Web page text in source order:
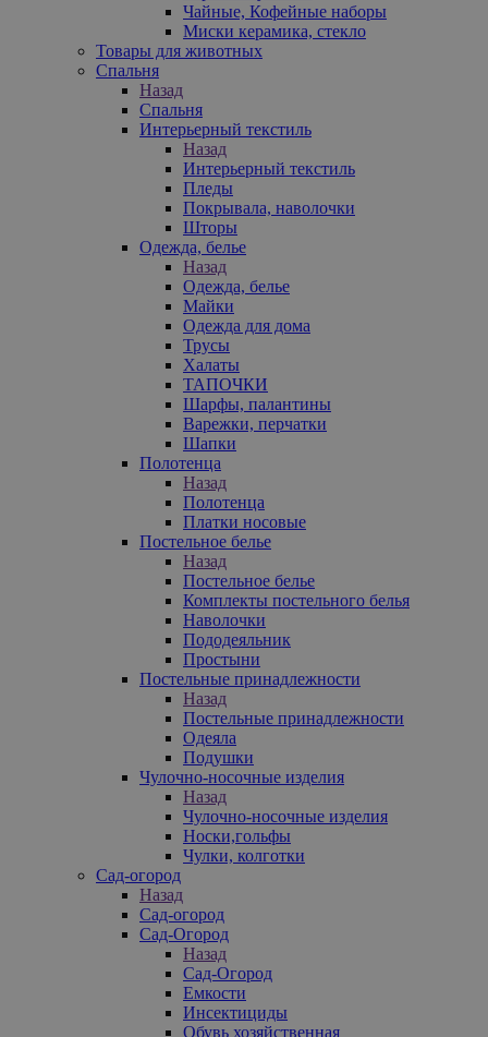
Чайные, Кофейные наборы
Миски керамика, стекло
Товары для животных
Спальня
Назад
Спальня
Интерьерный текстиль
Назад
Интерьерный текстиль
Пледы
Покрывала, наволочки
Шторы
Одежда, белье
Назад
Одежда, белье
Майки
Одежда для дома
Трусы
Халаты
ТАПОЧКИ
Шарфы, палантины
Варежки, перчатки
Шапки
Полотенца
Назад
Полотенца
Платки носовые
Постельное белье
Назад
Постельное белье
Комплекты постельного белья
Наволочки
Пододеяльник
Простыни
Постельные принадлежности
Назад
Постельные принадлежности
Одеяла
Подушки
Чулочно-носочные изделия
Назад
Чулочно-носочные изделия
Носки,гольфы
Чулки, колготки
Сад-огород
Назад
Сад-огород
Сад-Огород
Назад
Сад-Огород
Емкости
Инсектициды
Обувь хозяйственная